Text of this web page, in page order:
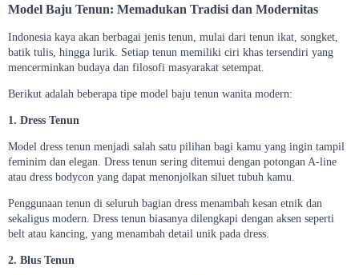
Model Baju Tenun: Memadukan Tradisi dan Modernitas
Indonesia kaya akan berbagai jenis tenun, mulai dari tenun ikat, songket,
batik tulis, hingga lurik. Setiap tenun memiliki ciri khas tersendiri yang
mencerminkan budaya dan filosofi masyarakat setempat.
Berikut adalah beberapa tipe model baju tenun wanita modern:
1. Dress Tenun
Model dress tenun menjadi salah satu pilihan bagi kamu yang ingin tampil
feminim dan elegan. Dress tenun sering ditemui dengan potongan A-line
atau dress bodycon yang dapat menonjolkan siluet tubuh kamu.
Penggunaan tenun di seluruh bagian dress menambah kesan etnik dan
sekaligus modern. Dress tenun biasanya dilengkapi dengan aksen seperti
belt atau kancing, yang menambah detail unik pada dress.
2. Blus Tenun